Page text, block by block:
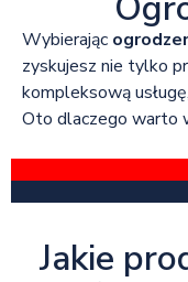
Wybierając
zyskujesz nie tylko
kompleksową
Oto dlaczego warto
Jakie